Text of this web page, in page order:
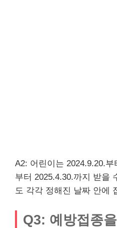
A2: 어린이는 2024.9.20.
부터 2025.4.30.까지 받을
도 각각 정해진 날짜 안에
Q3: 예방접종